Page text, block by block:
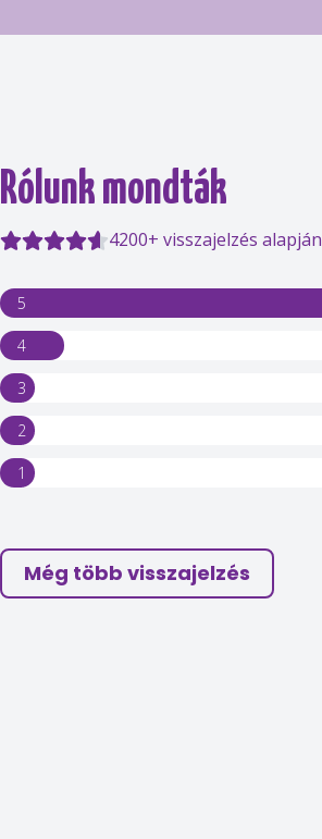
Rólunk mondták
4200+ visszajelzés alapján
5
4
3
2
1
Még több visszajelzés